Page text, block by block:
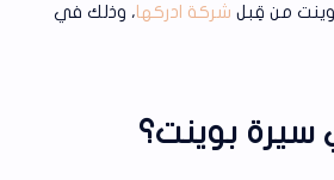
من قِبل شركة ادركها، وذلك في
بوينت؟